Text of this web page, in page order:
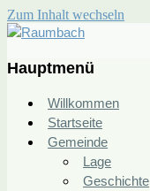
Zum Inhalt wechseln
Hauptmenü
Willkommen
Startseite
Gemeinde
Lage
Geschichte